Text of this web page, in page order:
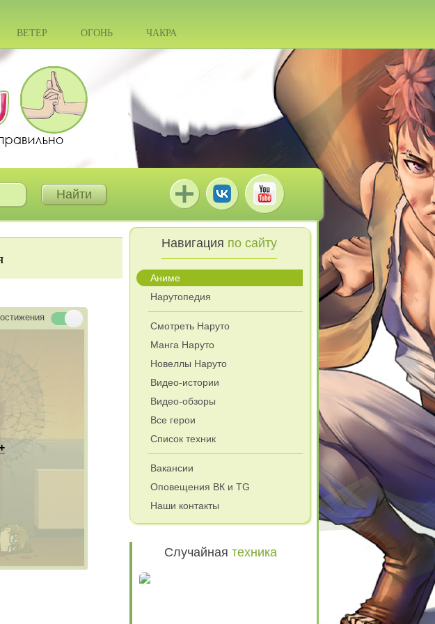
ВЕТЕР ОГОНЬ ЧАКРА
Навигация по сайту
Аниме
Нарутопедия
Смотреть Наруто
Манга Наруто
Новеллы Наруто
Видео-истории
Видео-обзоры
Все герои
Список техник
Вакансии
Оповещения ВК и TG
Наши контакты
Случайнаятехника